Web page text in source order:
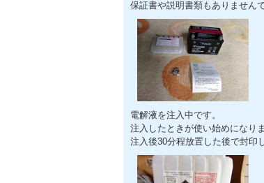
保証書や説明書類もありませんで
電解液を注入中です。
注入したときが使い始めになり
注入後30分程放置した後で封印